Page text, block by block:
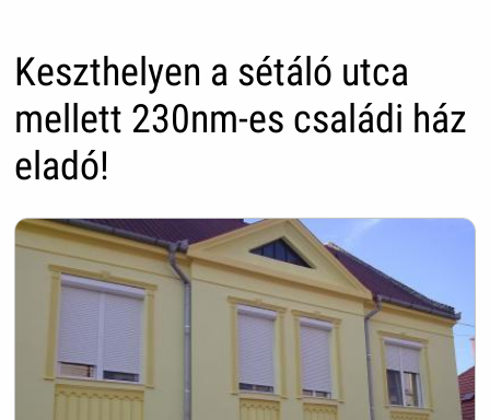
Keszthelyen a sétáló utca
mellett 230nm-es családi ház
eladó!